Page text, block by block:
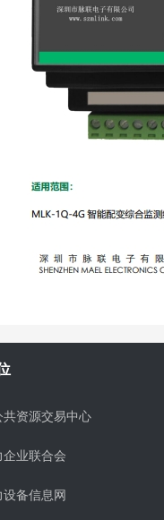
共资源交易中心
企业联合会
备信息网